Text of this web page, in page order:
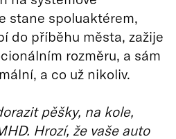
stane spoluaktérem,
do příběhu města, zažije
rozměru, a sám
a co už nikoliv.
pěšky, na kole,
Hrozí, že vaše auto